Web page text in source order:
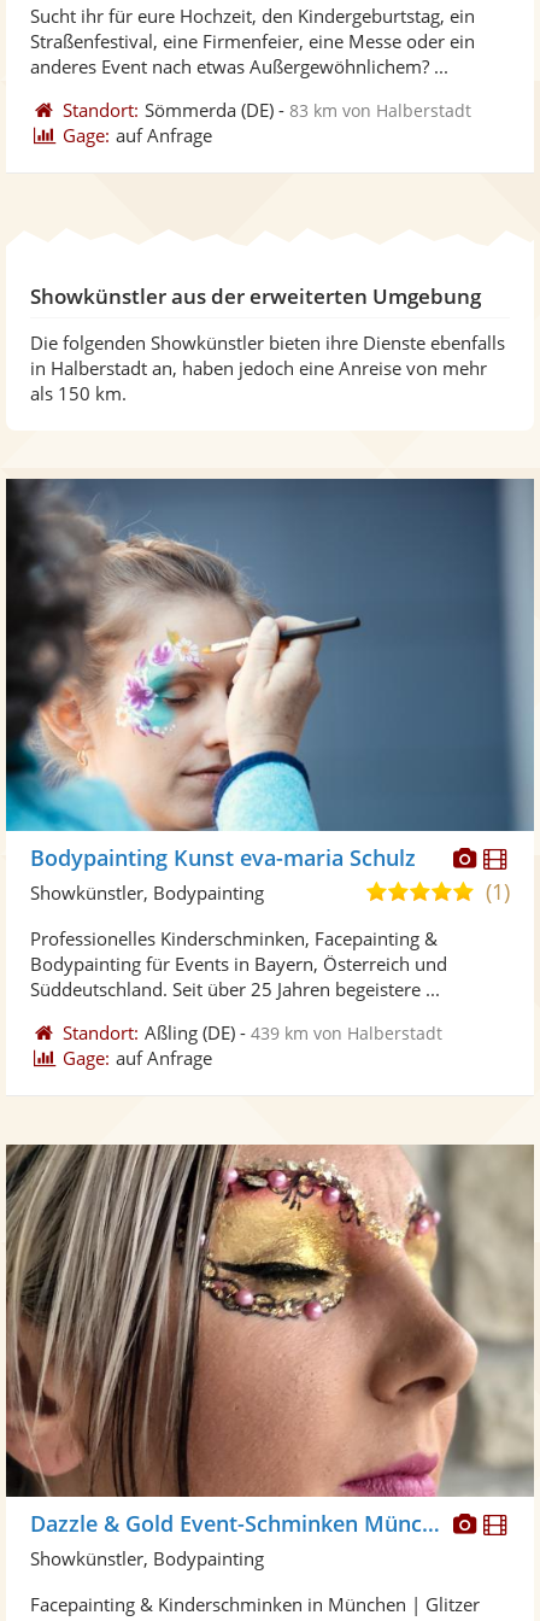
Sucht ihr für eure Hochzeit, den Kindergeburtstag, ein
Straßenfestival, eine Firmenfeier, eine Messe oder ein
anderes Event nach etwas Außergewöhnlichem? ...
Standort: Sömmerda (DE) -83 km von Halberstadt
Gage: auf Anfrage
Showkünstler aus der erweiterten Umgebung
Die folgenden Showkünstler bieten ihre Dienste ebenfalls
in Halberstadt an, haben jedoch eine Anreise von mehr
als 150 km.
Bodypainting Kunst eva-maria Schulz
5,0(1)
Showkünstler, Bodypainting
Professionelles Kinderschminken, Facepainting &
Bodypainting für Events in Bayern, Österreich und
Süddeutschland. Seit über 25 Jahren begeistere ...
Standort: Aßling (DE) -439 km von Halberstadt
Gage: auf Anfrage
Fotos
Dazzle & Gold Event-Schminken München
Showkünstler, Bodypainting
Facepainting & Kinderschminken in München | Glitzer